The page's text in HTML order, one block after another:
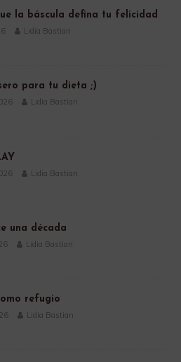
la báscula defina tu felicidad
Lidia Bastian
para tu dieta ;)
Lidia Bastian
Lidia Bastian
una década
Lidia Bastian
refugio
Lidia Bastian